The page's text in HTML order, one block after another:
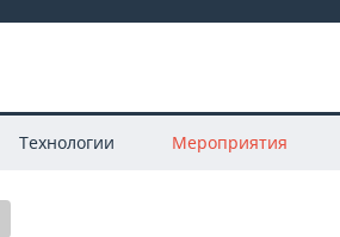
Технологии Мероприятия